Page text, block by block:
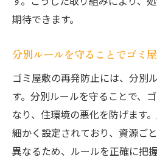
期待できます。
分別ルールを守ることでゴミ
ゴミ屋敷の再発防止には、分別
す。分別ルールを守ることで、
なり、住環境の悪化を防げます
細かく設定されており、資源ご
異なるため、ルールを正確に把